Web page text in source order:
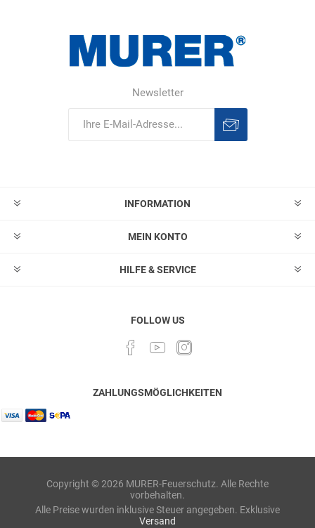
Newsletter
INFORMATION
MEIN KONTO
HILFE & SERVICE
FOLLOW US
ZAHLUNGSMÖGLICHKEITEN
Copyright © 2026 MURER-Feuerschutz. Alle Rechte
vorbehalten.
Alle Preise wurden inklusive Steuer angegeben. Exklusive
Versand